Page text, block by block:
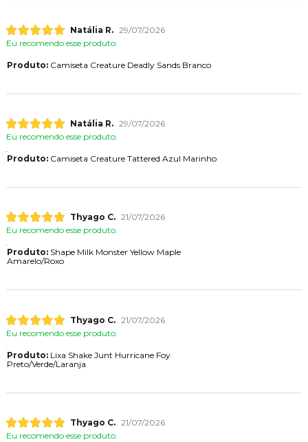
Natália R. 29/07/2026
Eu recomendo esse produto.
Produto:Camiseta Creature Deadly Sands Branco
Natália R. 29/07/2026
Eu recomendo esse produto.
Produto:Camiseta Creature Tattered Azul Marinho
Thyago C. 21/07/2026
Eu recomendo esse produto.
Produto:Shape Milk Monster Yellow Maple
Amarelo/Roxo
Thyago C. 21/07/2026
Eu recomendo esse produto.
Produto:Lixa Shake Junt Hurricane Foy
Preto/Verde/Laranja
Thyago C. 21/07/2026
Eu recomendo esse produto.